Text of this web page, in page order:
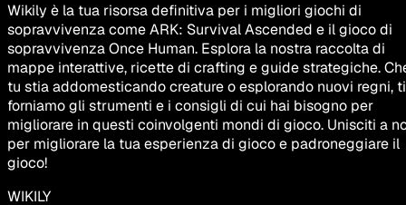
Wikily è la tua risorsa definitiva per i migliori giochi di
sopravvivenza come ARK: Survival Ascended e il gioco di
sopravvivenza Once Human. Esplora la nostra raccolta di
mappe interattive, ricette di crafting e guide strategiche.
tu stia addomesticando creature o esplorando nuovi regni, ti
forniamo gli strumenti e i consigli di cui hai bisogno per
migliorare in questi coinvolgenti mondi di gioco. Unisciti a
per migliorare la tua esperienza di gioco e padroneggiare il
gioco!
WIKILY